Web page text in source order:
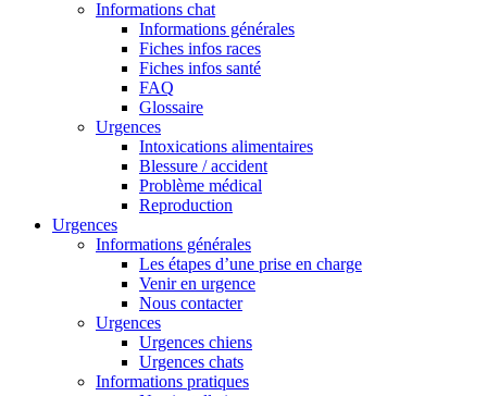
Informations chat
Informations générales
Fiches infos races
Fiches infos santé
FAQ
Glossaire
Urgences
Intoxications alimentaires
Blessure / accident
Problème médical
Reproduction
Urgences
Informations générales
Les étapes d’une prise en charge
Venir en urgence
Nous contacter
Urgences
Urgences chiens
Urgences chats
Informations pratiques